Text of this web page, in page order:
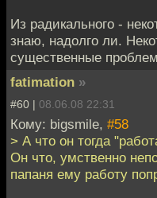
Из радикального -
знаю, надолго ли.
существенные
fatimation »
#60 | 08.06.08 22:31
Кому: bigsmile, #58
> А что он тогда
Он что, умственно
папаня ему работу